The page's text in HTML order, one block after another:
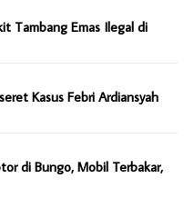
Tambang Emas Ilegal di
Kasus Febri Ardiansyah
di Bungo, Mobil Terbakar,